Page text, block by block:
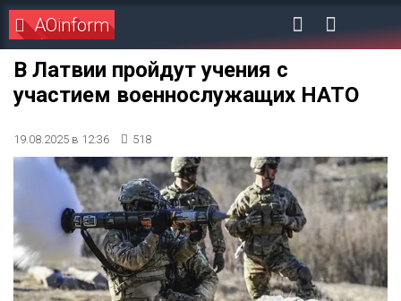
AOinform
В Латвии пройдут учения с
участием военнослужащих НАТО
19.08.2025 в 12:36 518